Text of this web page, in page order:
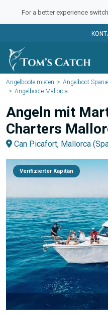
For a better experience
Angelboote mieten Angelboot
Angelboote Mallorca
Angeln mit
Charters
Can Picafort, Mallorca
Verifizierter Kapitän